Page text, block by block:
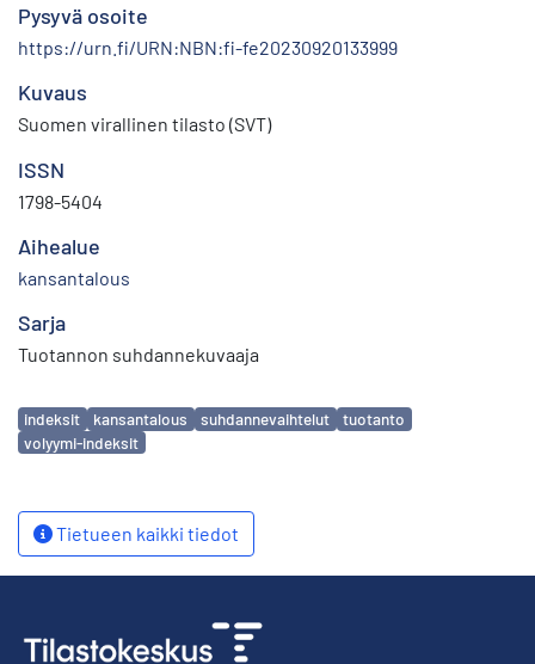
Pysyvä osoite
https://urn.fi/URN:NBN:fi-fe20230920133999
Kuvaus
Suomen virallinen tilasto (SVT)
ISSN
1798-5404
Aihealue
kansantalous
Sarja
Tuotannon suhdannekuvaaja
Avainsanat
indeksit kansantalous suhdannevaihtelut
tuotanto
volyymi-indeksit
Tietueen kaikki tiedot